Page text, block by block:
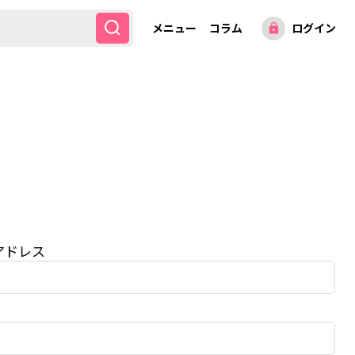
メニュー コラム lock ログイン
レス